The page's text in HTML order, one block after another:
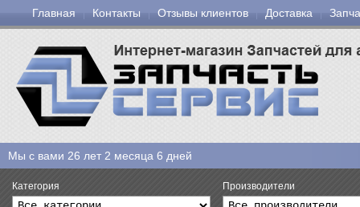
Главная Контакты Отзывы клиентов Доставка
Мы с вами 26 лет 2 месяца 6 дней
Категория Производители